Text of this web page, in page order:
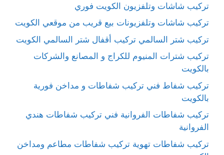
تركيب شاشات وتلفزيون الكويت فوري
تركيب شاشات وتلفزيونات بيع قريب من موقعي الكويت
تركيب شتر السالمي تركيب أقفال شتر السالمي الكويت
تركيب شترات المنيوم للكراج و المصانع والشركات
بالكويت
تركيب شفاط فني تركيب شفاطات و مداخن فورية
بالكويت
تركيب شفاطات الفروانية فني تركيب شفاطات هندي
الفروانية
تركيب شفاطات تهوية تركيب شفاطات مطاعم ومداخن